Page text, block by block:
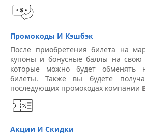
Промокоды И Кэшбэк
После приобретения билета на
купоны и бонусные баллы на свою
которые можно будет обменять
билеты. Также вы будете
последующих промокодах компании
Акции И Скидки